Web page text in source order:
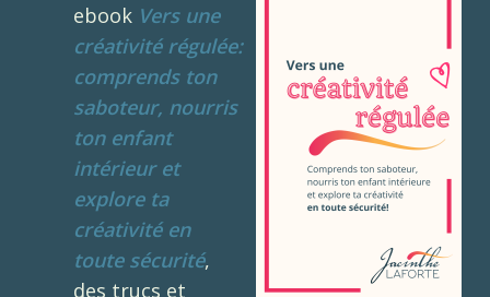
ebook Vers une
créativité régulée:
comprends ton
saboteur, nourris
ton enfant
intérieur et
explore ta
créativité en
toute sécurité,
des trucs et